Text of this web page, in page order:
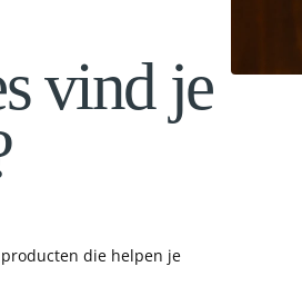
vind je
die helpen je